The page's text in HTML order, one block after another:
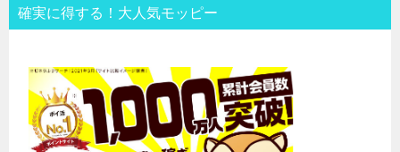
確実に得する！大人気モッピー